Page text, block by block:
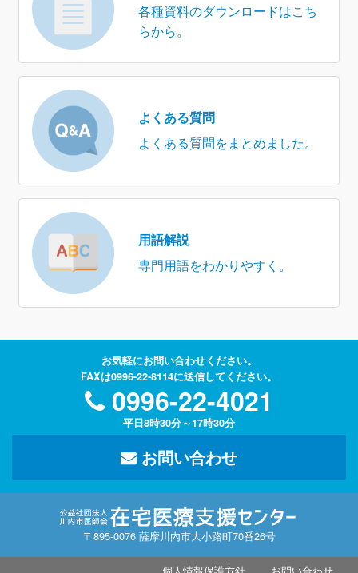
各種資料のダウンロードはこち
らから。
よくある質問
よくある質問をまとめました。
用語解説
専門用語をわかりやすく。
お気軽にお問い合わせください。
FAXは0996-22-8114に送信してください。
0996-22-4021
平日8時30分～17時30分
お問い合わせ
〒895-0076 薩摩川内市大小路町70番26号